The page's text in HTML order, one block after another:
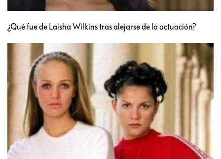
¿Qué fue de Laisha Wilkins tras alejarse de la actuación?